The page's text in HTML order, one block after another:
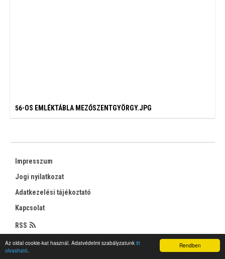
Rendben
Az oldal cookie-kat használ. Adatvédelmi szabályzatunk itt
olvasható.
56-OS EMLÉKTÁBLA MEZŐSZENTGYÖRGY.JPG
Impresszum
Jogi nyilatkozat
Adatkezelési tájékoztató
Kapcsolat
RSS